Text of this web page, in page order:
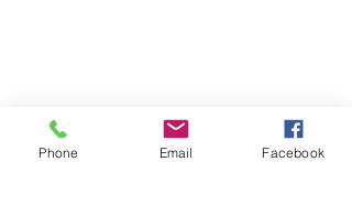
Phone Email Facebook